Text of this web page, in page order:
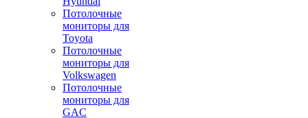
Потолочные
мониторы для
Toyota
Потолочные
мониторы для
Volkswagen
Потолочные
мониторы для
GAC